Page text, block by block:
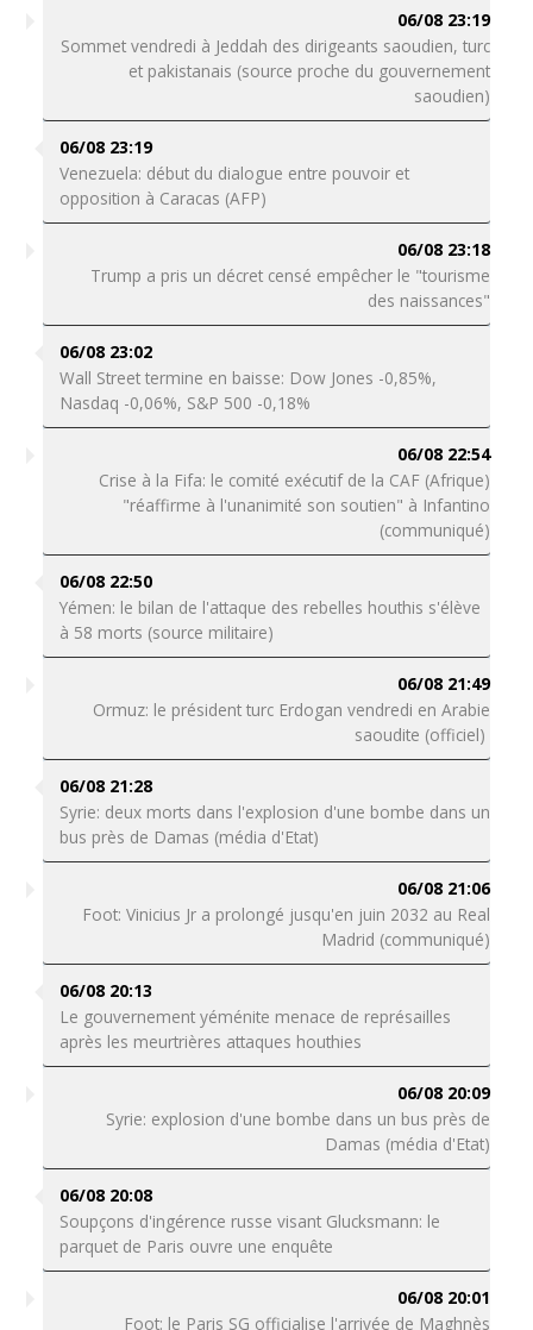
06/08 23:19
Sommet vendredi à Jeddah des dirigeants saoudien, turc
et pakistanais (source proche du gouvernement
saoudien)
06/08 23:19
Venezuela: début du dialogue entre pouvoir et
opposition à Caracas (AFP)
06/08 23:18
Trump a pris un décret censé empêcher le "tourisme
des naissances"
06/08 23:02
Wall Street termine en baisse: Dow Jones -0,85%,
Nasdaq -0,06%, S&P 500 -0,18%
06/08 22:54
Crise à la Fifa: le comité exécutif de la CAF (Afrique)
"réaffirme à l'unanimité son soutien" à Infantino
(communiqué)
06/08 22:50
Yémen: le bilan de l'attaque des rebelles houthis s'élève
à 58 morts (source militaire)
06/08 21:49
Ormuz: le président turc Erdogan vendredi en Arabie
saoudite (officiel)
06/08 21:28
Syrie: deux morts dans l'explosion d'une bombe dans un
bus près de Damas (média d'Etat)
06/08 21:06
Foot: Vinicius Jr a prolongé jusqu'en juin 2032 au Real
Madrid (communiqué)
06/08 20:13
Le gouvernement yéménite menace de représailles
après les meurtrières attaques houthies
06/08 20:09
Syrie: explosion d'une bombe dans un bus près de
Damas (média d'Etat)
06/08 20:08
Soupçons d'ingérence russe visant Glucksmann: le
parquet de Paris ouvre une enquête
06/08 20:01
Foot: le Paris SG officialise l'arrivée de Maghnès